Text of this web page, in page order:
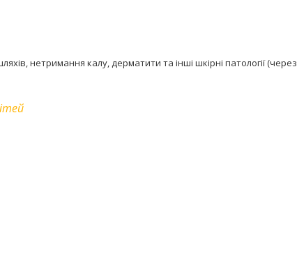
нетримання калу, дерматити та інші шкірні патології (через